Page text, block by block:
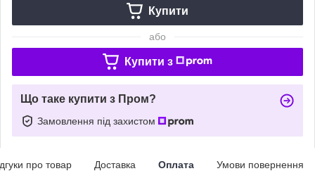
Купити
або
Купити з
Що таке купити з Пром?
Замовлення під захистом
про товар Доставка Оплата Умови повернення